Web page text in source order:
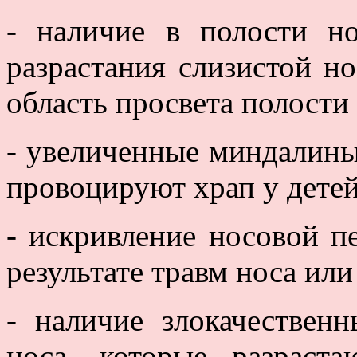
- наличие в полости
разрастания слизистой
область просвета
- увеличенные
провоцируют храп у
- искривление носовой
результате травм носа
- наличие